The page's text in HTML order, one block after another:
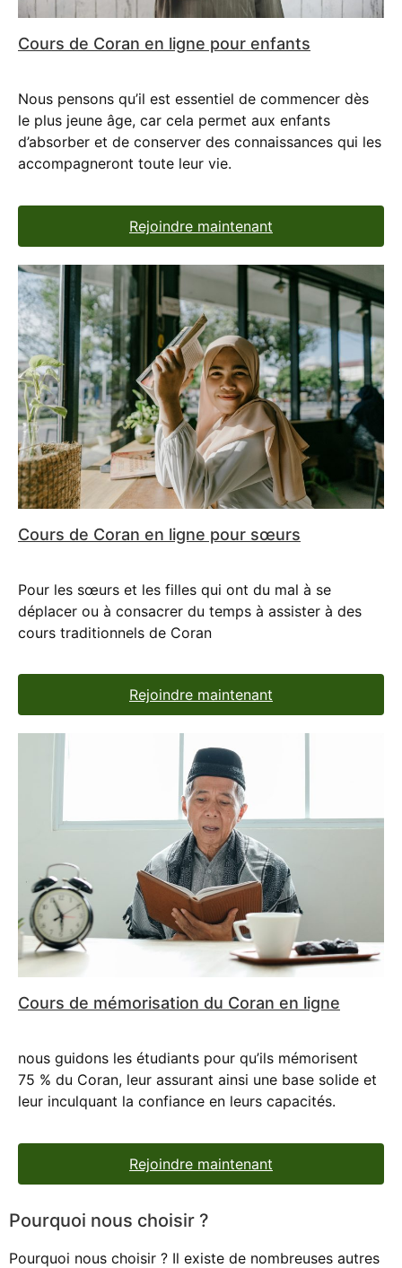
Cours de Coran en ligne pour enfants
Nous pensons qu’il est essentiel de commencer dès
le plus jeune âge, car cela permet aux enfants
d’absorber et de conserver des connaissances qui les
accompagneront toute leur vie.
Rejoindre maintenant
Cours de Coran en ligne pour sœurs
Pour les sœurs et les filles qui ont du mal à se
déplacer ou à consacrer du temps à assister à des
cours traditionnels de Coran
Rejoindre maintenant
Cours de mémorisation du Coran en ligne
nous guidons les étudiants pour qu’ils mémorisent
75 % du Coran, leur assurant ainsi une base solide et
leur inculquant la confiance en leurs capacités.
Rejoindre maintenant
Pourquoi nous choisir ?
Pourquoi nous choisir ? Il existe de nombreuses autres